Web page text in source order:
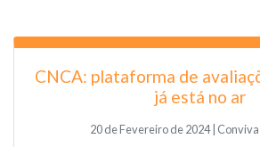
CNCA: plataforma de
já está no ar
20 de Fevereiro de 2024 |